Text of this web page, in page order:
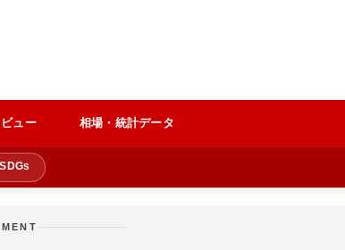
ュー 相場・統計データ
SDGs